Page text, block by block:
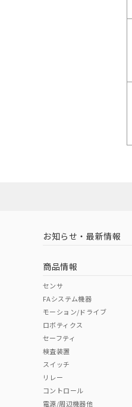
お知らせ・最新情報
商品情報
センサ
FAシステム機器
モーション/ドライブ
ロボティクス
セーフティ
検査装置
スイッチ
リレー
コントロール
電源/周辺機器他